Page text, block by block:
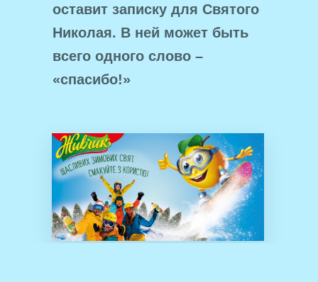
оставит записку для Святого
Николая. В ней может быть
всего одного слово –
«спасибо!»